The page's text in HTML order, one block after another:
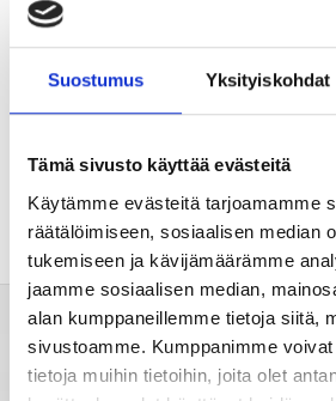
Suostumus Yksityiskohdat
Tämä sivusto käyttää evästeitä
Käytämme evästeitä tarjoamamme
räätälöimiseen, sosiaalisen median
tukemiseen ja kävijämäärämme
jaamme sosiaalisen median,
alan kumppaneillemme tietoja siitä,
sivustoamme. Kumppanimme
tietoja muihin tietoihin, joita olet
Unien tulkinta
UnientulkintasanastoVapauttaa negatiivisista
Valitse horoskooppi